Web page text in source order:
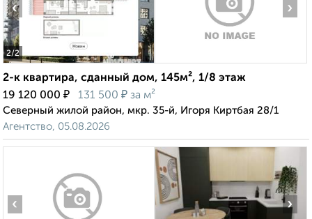
2/2
‹ ›
2-к квартира, сданный дом, 145м², 1/8 этаж
19 120 000 ₽ 131 500 ₽ за м²
Северный жилой район, мкр. 35-й, Игоря Киртбая 28/1
Агентство, 05.08.2026
‹ ›